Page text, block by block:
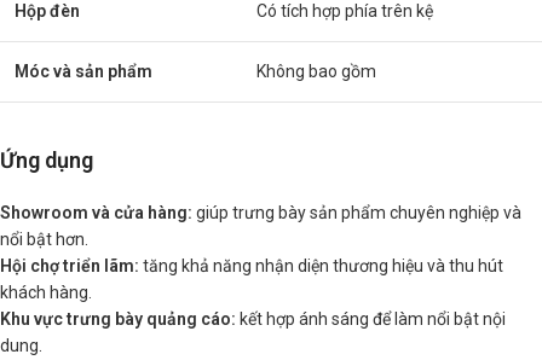
Hộp đèn Có tích hợp phía trên kệ
Móc và sản phẩm Không bao gồm
Ứng dụng
Showroom và cửa hàng: giúp trưng bày sản phẩm chuyên nghiệp và
nổi bật hơn.
Hội chợ triển lãm: tăng khả năng nhận diện thương hiệu và thu hút
khách hàng.
Khu vực trưng bày quảng cáo: kết hợp ánh sáng để làm nổi bật nội
dung.